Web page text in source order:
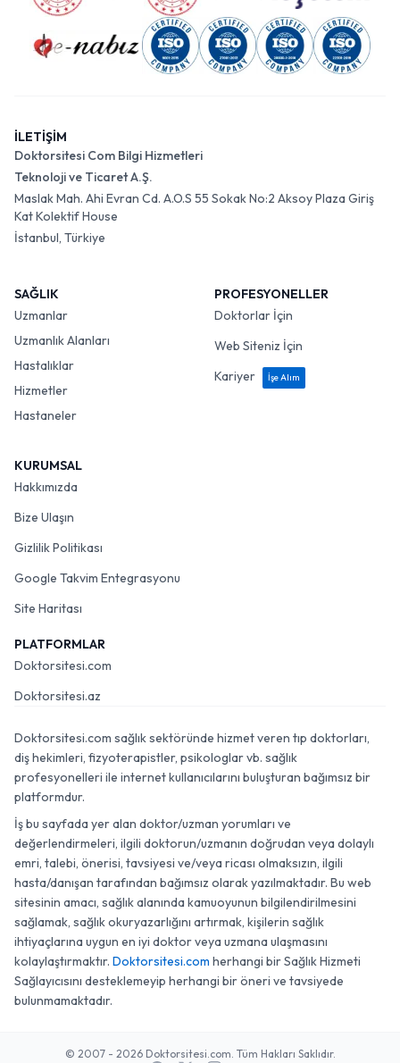
İLETİŞİM
Doktorsitesi Com Bilgi Hizmetleri
Teknoloji ve Ticaret A.Ş.
Maslak Mah. Ahi Evran Cd. A.O.S 55 Sokak No:2 Aksoy Plaza Giriş
Kat Kolektif House
İstanbul, Türkiye
SAĞLIK
Uzmanlar
Uzmanlık Alanları
Hastalıklar
Hizmetler
Hastaneler
PROFESYONELLER
Doktorlar İçin
Web Siteniz İçin
Kariyer
İşe Alım
KURUMSAL
Hakkımızda
Bize Ulaşın
Gizlilik Politikası
Google Takvim Entegrasyonu
Site Haritası
PLATFORMLAR
Doktorsitesi.com
Doktorsitesi.az
Doktorsitesi.com sağlık sektöründe hizmet veren tıp doktorları,
diş hekimleri, fizyoterapistler, psikologlar vb. sağlık
profesyonelleri ile internet kullanıcılarını buluşturan bağımsız bir
platformdur.
İş bu sayfada yer alan doktor/uzman yorumları ve
değerlendirmeleri, ilgili doktorun/uzmanın doğrudan veya dolaylı
emri, talebi, önerisi, tavsiyesi ve/veya ricası olmaksızın, ilgili
hasta/danışan tarafından bağımsız olarak yazılmaktadır. Bu web
sitesinin amacı, sağlık alanında kamuoyunun bilgilendirilmesini
sağlamak, sağlık okuryazarlığını artırmak, kişilerin sağlık
ihtiyaçlarına uygun en iyi doktor veya uzmana ulaşmasını
kolaylaştırmaktır. Doktorsitesi.com herhangi bir Sağlık Hizmeti
Sağlayıcısını desteklemeyip herhangi bir öneri ve tavsiyede
bulunmamaktadır.
© 2007 - 2026 Doktorsitesi.com. Tüm Hakları Saklıdır.